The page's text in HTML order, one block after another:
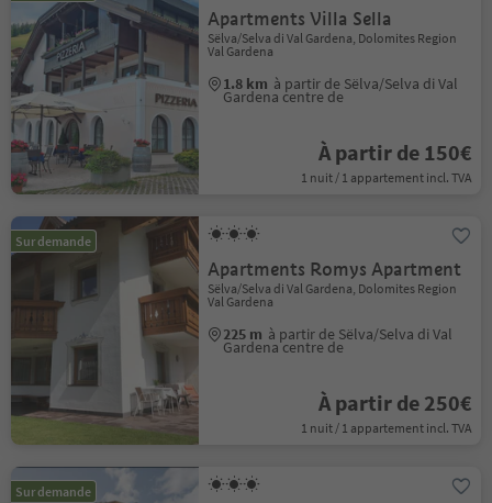
Apartments Villa Sella
Sëlva/Selva di Val Gardena, Dolomites Region
Val Gardena
1.8 km à partir de Sëlva/Selva di Val
Gardena centre de
À partir de 150€
1 nuit / 1 appartement incl. TVA
Sur demande
Apartments Romys Apartment
Sëlva/Selva di Val Gardena, Dolomites Region
Val Gardena
225 m à partir de Sëlva/Selva di Val
Gardena centre de
À partir de 250€
1 nuit / 1 appartement incl. TVA
Sur demande